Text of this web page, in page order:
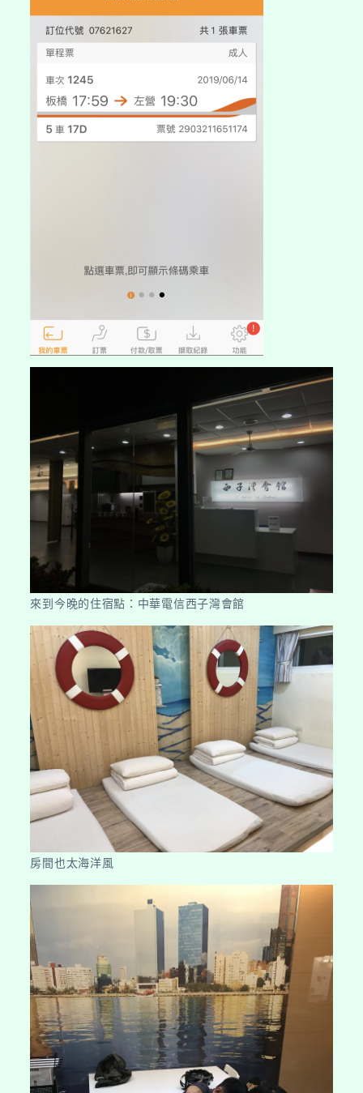
來到今晚的住宿點：中華電信西子灣會館
房間也太海洋風